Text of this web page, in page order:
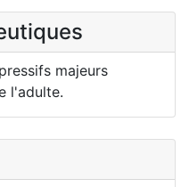
majeurs
l'adulte.